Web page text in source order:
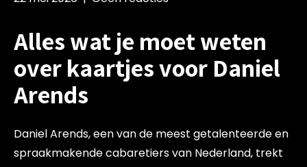
Alles wat je moet weten
over kaartjes voor Daniel
Arends
Daniel Arends, een van de meest getalenteerde en
spraakmakende cabaretiers van Nederland, trekt